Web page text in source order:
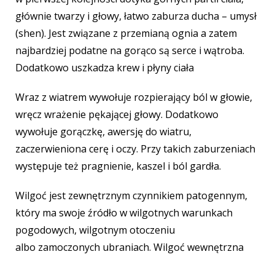
głównie twarzy i głowy, łatwo zaburza ducha – umysł
(shen). Jest związane z przemianą ognia a zatem
najbardziej podatne na gorąco są serce i wątroba.
Dodatkowo uszkadza krew i płyny ciała
Wraz z wiatrem wywołuje rozpierający ból w głowie,
wręcz wrażenie pękającej głowy. Dodatkowo
wywołuje gorączkę, awersję do wiatru,
zaczerwieniona cerę i oczy. Przy takich zaburzeniach
występuje też pragnienie, kaszel i ból gardła.
Wilgoć jest zewnętrznym czynnikiem patogennym,
który ma swoje źródło w wilgotnych warunkach
pogodowych, wilgotnym otoczeniu
albo zamoczonych ubraniach. Wilgoć wewnętrzna